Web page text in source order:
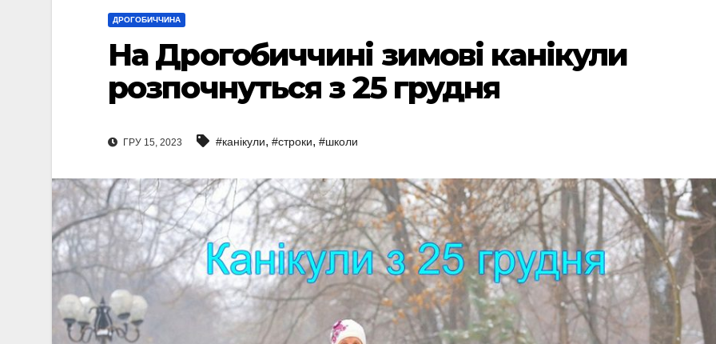
ДРОГОБИЧЧИНА
На Дрогобиччині зимові канікули
розпочнуться з 25 грудня
ГРУ 15, 2023 #канікули, #строки, #школи